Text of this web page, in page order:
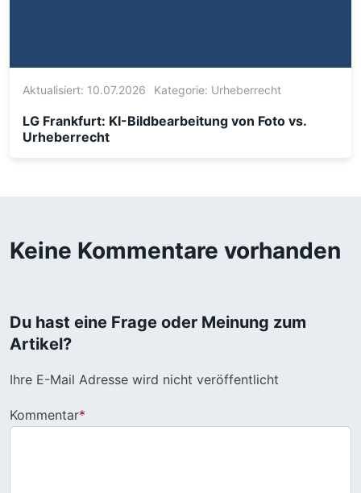
Aktualisiert: 10.07.2026 Kategorie: Urheberrecht
LG Frankfurt: KI-Bildbearbeitung von Foto vs.
Urheberrecht
Keine Kommentare vorhanden
Du hast eine Frage oder Meinung zum
Artikel?
Ihre E-Mail Adresse wird nicht veröffentlicht
Kommentar*